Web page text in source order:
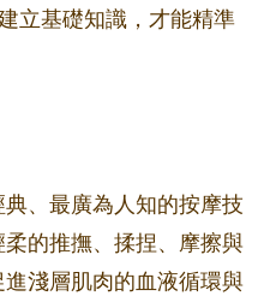
立基礎知識，才能精準
、最廣為人知的按摩技
的推撫、揉捏、摩擦與
淺層肌肉的血液循環與